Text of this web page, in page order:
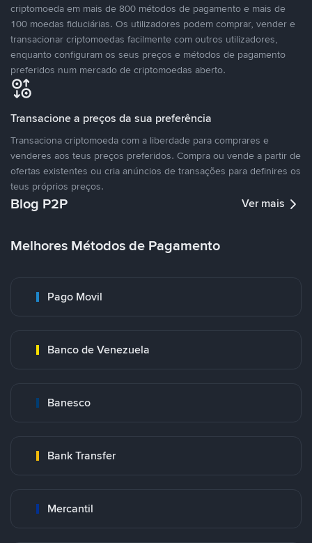
criptomoeda em mais de 800 métodos de pagamento e mais de
100 moedas fiduciárias. Os utilizadores podem comprar, vender e
transacionar criptomoedas facilmente com outros utilizadores,
enquanto configuram os seus preços e métodos de pagamento
preferidos num mercado de criptomoedas aberto.
Transacione a preços da sua preferência
Transaciona criptomoeda com a liberdade para comprares e
venderes aos teus preços preferidos. Compra ou vende a partir de
ofertas existentes ou cria anúncios de transações para definires os
teus próprios preços.
Blog P2P Ver mais
Melhores Métodos de Pagamento
Pago Movil
Banco de Venezuela
Banesco
Bank Transfer
Mercantil